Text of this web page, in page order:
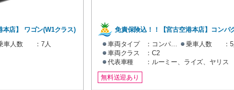
店】 ワゴン(W1クラス)
車人数
：7人
免責保険込！！【宮古空港本店】コンパ
クラス)プラン [コンパクト]
車両タイプ ：コンパクト 乗車人数
：
車両クラス
：C2
代表車種
：ルーミー、ライズ、ヤリス
無料送迎あり